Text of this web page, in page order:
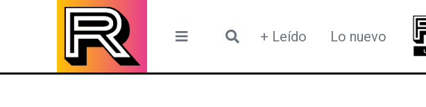
+ Leído Lo nuevo